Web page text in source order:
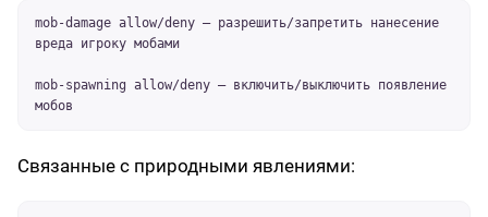
mob-damage allow/deny – разрешить/запретить нанесение
вреда игроку мобами
mob-spawning allow/deny – включить/выключить появление
мобов
Связанные с природными явлениями: